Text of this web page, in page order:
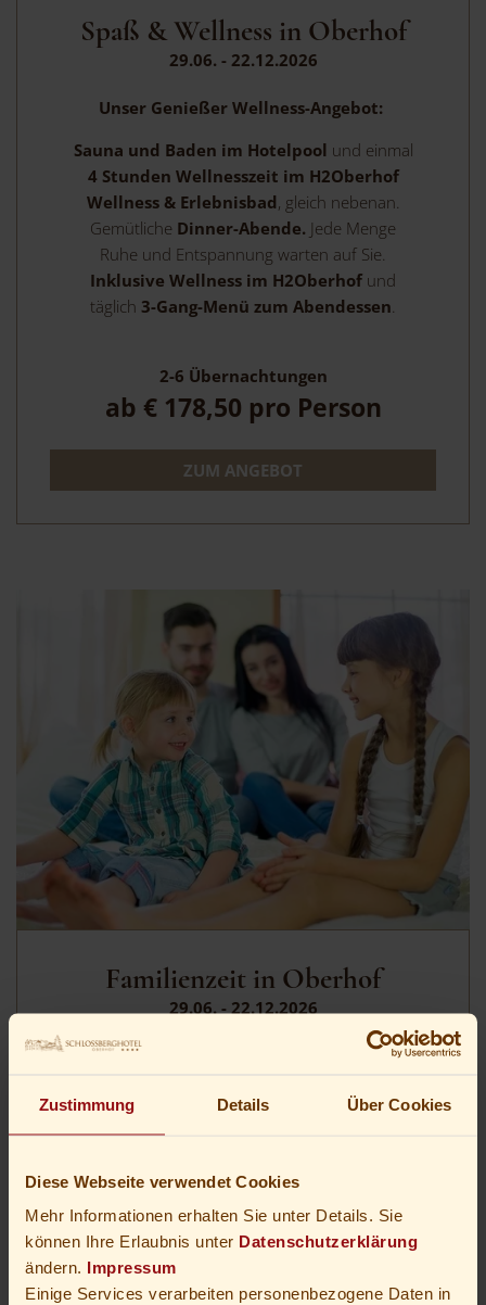
Zustimmung Details Über Cookies
Diese Webseite verwendet Cookies
Mehr Informationen erhalten Sie unter Details. Sie
können Ihre Erlaubnis unter Datenschutzerklärung
ändern. Impressum
Einige Services verarbeiten personenbezogene Daten in
Spaß & Wellness in Oberhof
29.06. - 22.12.2026
Unser Genießer Wellness-Angebot:
Sauna und Baden im Hotelpool und einmal
4 Stunden Wellnesszeit im H2Oberhof
Wellness & Erlebnisbad, gleich nebenan.
Gemütliche Dinner-Abende. Jede Menge
Ruhe und Entspannung warten auf Sie.
Inklusive Wellness im H2Oberhof und
täglich 3-Gang-Menü zum Abendessen
2-6 Übernachtungen
ab € 178,50 pro Person
ZUM ANGEBOT
Familienzeit in Oberhof
29.06. - 22.12.2026
Zeit für Urlaub mit der Familie.
Ihr
Abend
und 4 Stunden
in das
Schwimmbad des
Gästekarte erkunden Sie tagsüber die
Ferienregion Oberhof. Geführte Wanderungen
sind inklusive, viele weitere Freizeitangebote
können Sie vergünstigt nutzen.